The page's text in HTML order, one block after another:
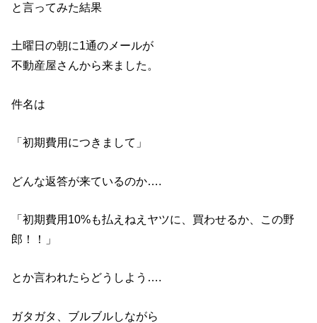
と言ってみた結果
土曜日の朝に1通のメールが
不動産屋さんから来ました。
件名は
「初期費用につきまして」
どんな返答が来ているのか….
「初期費用10%も払えねえヤツに、買わせるか、この野
郎！！」
とか言われたらどうしよう….
ガタガタ、ブルブルしながら